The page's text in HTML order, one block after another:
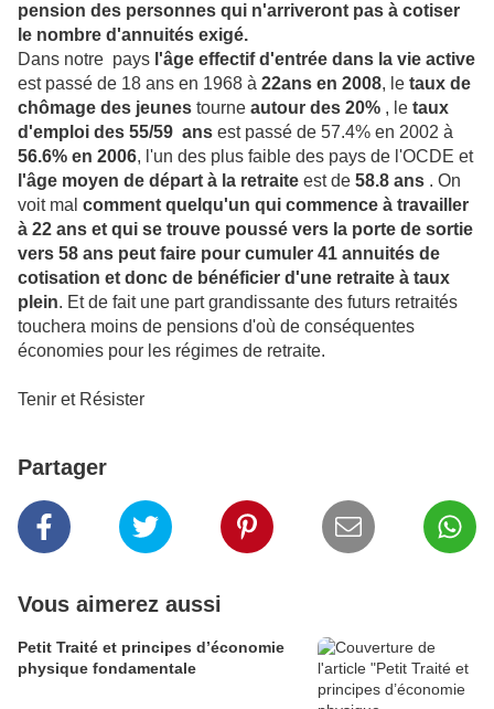
pension des personnes qui n'arriveront pas à cotiser
le nombre d'annuités exigé.
Dans notre pays l'âge effectif d'entrée dans la vie active
est passé de 18 ans en 1968 à 22ans en 2008, le taux de
chômage des jeunes tourne autour des 20% , le taux
d'emploi des 55/59 ans est passé de 57.4% en 2002 à
56.6% en 2006, l'un des plus faible des pays de l'OCDE et
l'âge moyen de départ à la retraite est de 58.8 ans . On
voit mal comment quelqu'un qui commence à travailler
à 22 ans et qui se trouve poussé vers la porte de sortie
vers 58 ans peut faire pour cumuler 41 annuités de
cotisation et donc de bénéficier d'une retraite à taux
plein. Et de fait une part grandissante des futurs retraités
touchera moins de pensions d'où de conséquentes
économies pour les régimes de retraite.
Tenir et Résister
Partager
Vous aimerez aussi
Petit Traité et principes d’économie
physique fondamentale